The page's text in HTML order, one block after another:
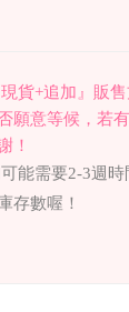
貨+追加』販
願意等候，若
！
能需要2-3週時
存數喔！